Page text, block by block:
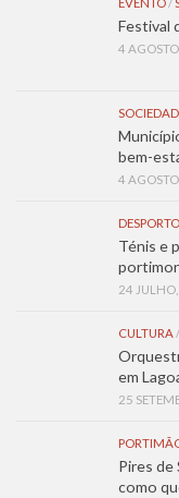
EVENTO/
Festival
4
bem-
4
DESPORTO
Ténis e
24
CULTURA/
em
25
Pires
como